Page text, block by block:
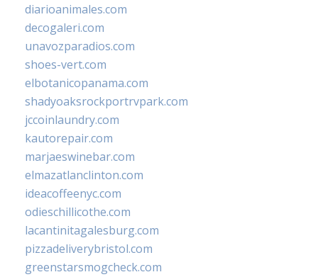
diarioanimales.com
decogaleri.com
unavozparadios.com
shoes-vert.com
elbotanicopanama.com
shadyoaksrockportrvpark.com
jccoinlaundry.com
kautorepair.com
marjaeswinebar.com
elmazatlanclinton.com
ideacoffeenyc.com
odieschillicothe.com
lacantinitagalesburg.com
pizzadeliverybristol.com
greenstarsmogcheck.com